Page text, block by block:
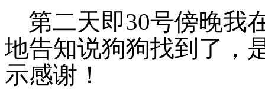
第二天即30号傍晚我
地告知说狗狗找到了，
示感谢！